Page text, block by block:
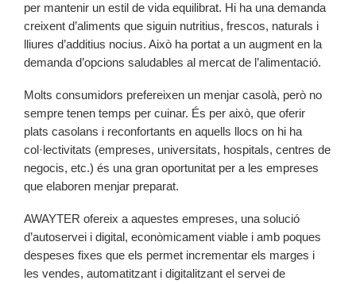
per mantenir un estil de vida equilibrat. Hi ha una demanda
creixent d’aliments que siguin nutritius, frescos, naturals i
lliures d’additius nocius. Això ha portat a un augment en la
demanda d’opcions saludables al mercat de l’alimentació.
Molts consumidors prefereixen un menjar casolà, però no
sempre tenen temps per cuinar. És per això, que oferir
plats casolans i reconfortants en aquells llocs on hi ha
col·lectivitats (empreses, universitats, hospitals, centres de
negocis, etc.) és una gran oportunitat per a les empreses
que elaboren menjar preparat.
AWAYTER ofereix a aquestes empreses, una solució
d’autoservei i digital, econòmicament viable i amb poques
despeses fixes que els permet incrementar els marges i
les vendes, automatitzant i digitalitzant el servei de